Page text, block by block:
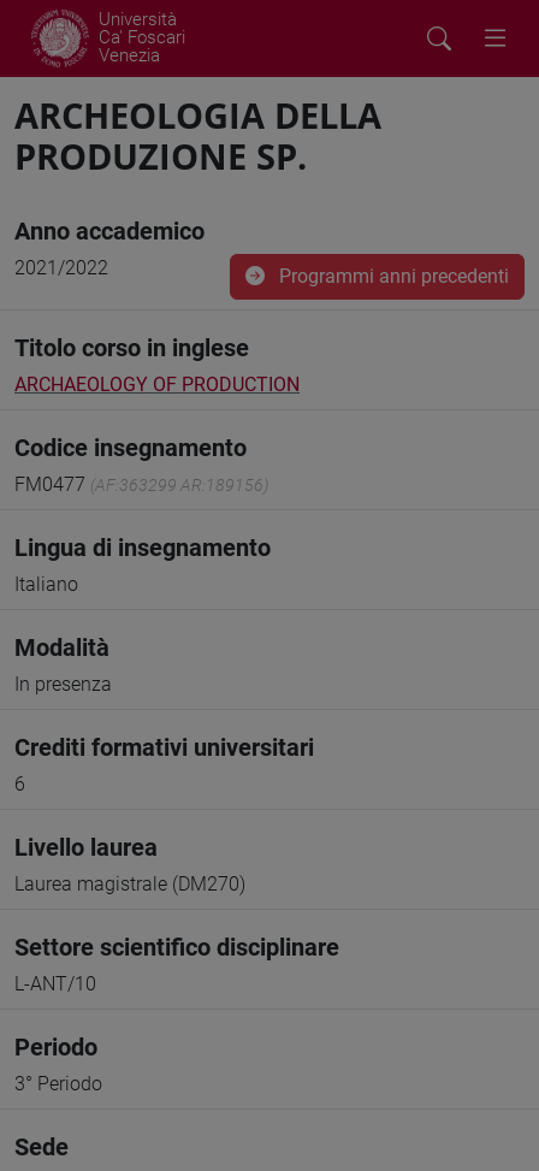
Università
Ca' Foscari
Venezia
ARCHEOLOGIA DELLA
PRODUZIONE SP.
Anno accademico
2021/2022 Programmi anni precedenti
Titolo corso in inglese
ARCHAEOLOGY OF PRODUCTION
Codice insegnamento
FM0477 (AF:363299 AR:189156)
Lingua di insegnamento
Italiano
Modalità
In presenza
Crediti formativi universitari
6
Livello laurea
Laurea magistrale (DM270)
Settore scientifico disciplinare
L-ANT/10
Periodo
3° Periodo
Sede